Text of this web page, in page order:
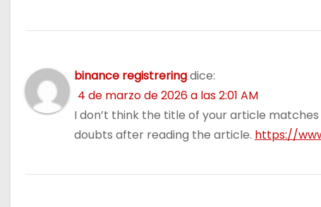
d
a
s
binance registreringdice:
4 de marzo de 2026 a las 2:01 AM
I don’t think the title of your article
doubts after reading the article. https://